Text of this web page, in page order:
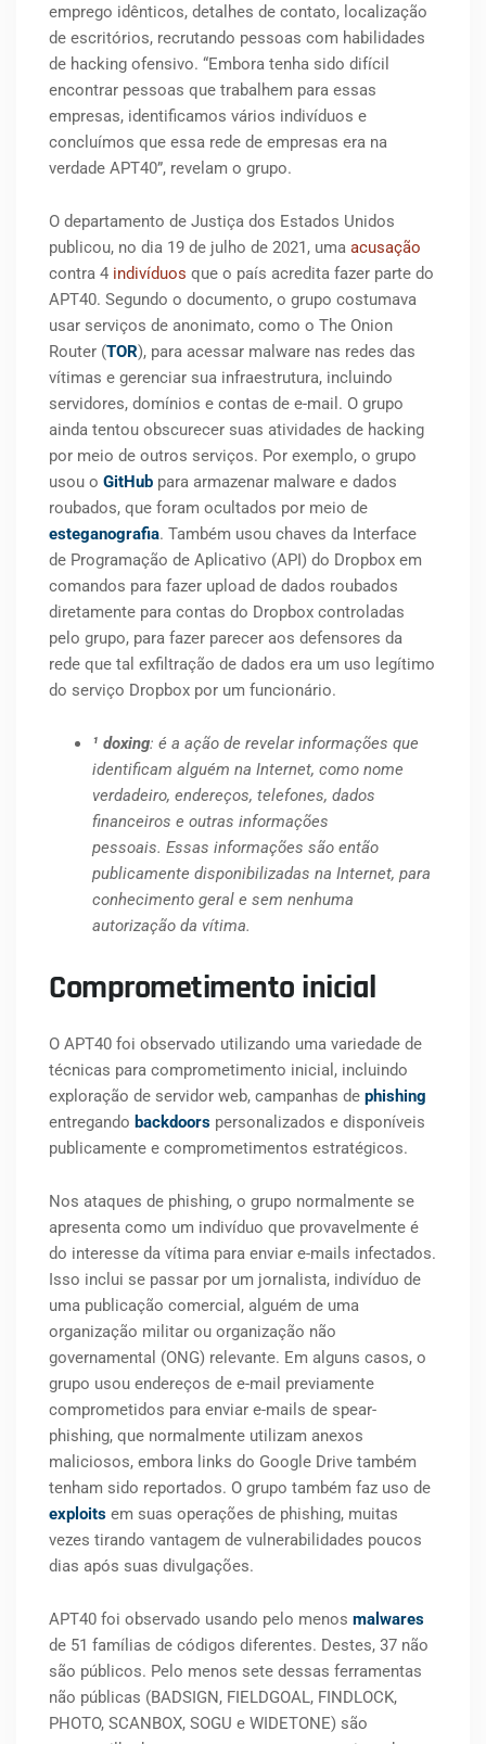
emprego idênticos, detalhes de contato, localização
de escritórios, recrutando pessoas com habilidades
de hacking ofensivo. “Embora tenha sido difícil
encontrar pessoas que trabalhem para essas
empresas, identificamos vários indivíduos e
concluímos que essa rede de empresas era na
verdade APT40”, revelam o grupo.
O departamento de Justiça dos Estados Unidos
publicou, no dia 19 de julho de 2021, uma acusação
contra 4 indivíduos que o país acredita fazer parte do
APT40. Segundo o documento, o grupo costumava
usar serviços de anonimato, como o The Onion
Router (TOR), para acessar malware nas redes das
vítimas e gerenciar sua infraestrutura, incluindo
servidores, domínios e contas de e-mail. O grupo
ainda tentou obscurecer suas atividades de hacking
por meio de outros serviços. Por exemplo, o grupo
usou o GitHub para armazenar malware e dados
roubados, que foram ocultados por meio de
esteganografia. Também usou chaves da Interface
de Programação de Aplicativo (API) do Dropbox em
comandos para fazer upload de dados roubados
diretamente para contas do Dropbox controladas
pelo grupo, para fazer parecer aos defensores da
rede que tal exfiltração de dados era um uso legítimo
do serviço Dropbox por um funcionário.
¹ doxing: é a ação de revelar informações que
identificam alguém na Internet, como nome
verdadeiro, endereços, telefones, dados
financeiros e outras informações
pessoais. Essas informações são então
publicamente disponibilizadas na Internet, para
conhecimento geral e sem nenhuma
autorização da vítima.
Comprometimento inicial
O APT40 foi observado utilizando uma variedade de
técnicas para comprometimento inicial, incluindo
exploração de servidor web, campanhas de phishing
entregando backdoors personalizados e disponíveis
publicamente e comprometimentos estratégicos.
Nos ataques de phishing, o grupo normalmente se
apresenta como um indivíduo que provavelmente é
do interesse da vítima para enviar e-mails infectados.
Isso inclui se passar por um jornalista, indivíduo de
uma publicação comercial, alguém de uma
organização militar ou organização não
governamental (ONG) relevante. Em alguns casos, o
grupo usou endereços de e-mail previamente
comprometidos para enviar e-mails de spear-
phishing, que normalmente utilizam anexos
maliciosos, embora links do Google Drive também
tenham sido reportados. O grupo também faz uso de
exploits em suas operações de phishing, muitas
vezes tirando vantagem de vulnerabilidades poucos
dias após suas divulgações.
APT40 foi observado usando pelo menos malwares
de 51 famílias de códigos diferentes. Destes, 37 não
são públicos. Pelo menos sete dessas ferramentas
não públicas (BADSIGN, FIELDGOAL, FINDLOCK,
PHOTO, SCANBOX, SOGU e WIDETONE) são